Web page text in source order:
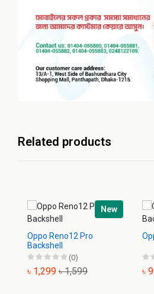
Related products
New
Oppo Reno12 Pro
Backshell
(0)
৳ 1,299 ৳ 1,599 ৳